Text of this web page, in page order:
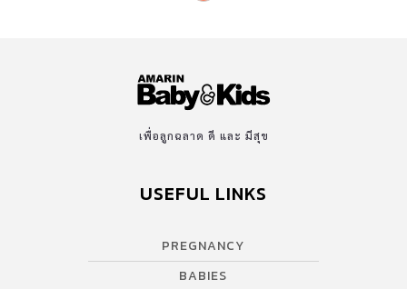
เพื่อลูกฉลาด ดี และ มีสุข
USEFUL LINKS
PREGNANCY
BABIES